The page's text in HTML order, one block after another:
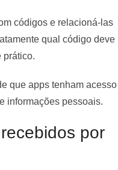
códigos e relacioná-las
qual código deve
prático.
que apps tenham acesso
informações pessoais.
por